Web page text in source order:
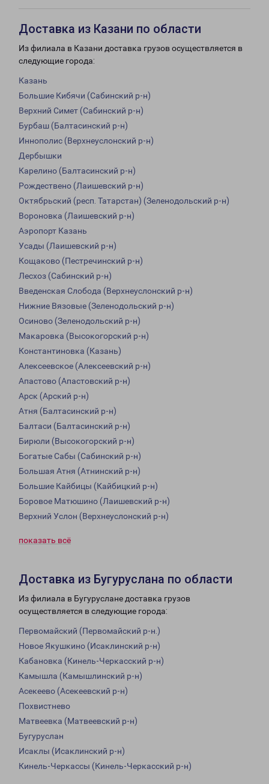
Доставка из Казани по области
Из филиала в Казани доставка грузов осуществляется в
следующие города:
Казань
Большие Кибячи (Сабинский р-н)
Верхний Симет (Сабинский р-н)
Бурбаш (Балтасинский р-н)
Иннополис (Верхнеуслонский р-н)
Дербышки
Карелино (Балтасинский р-н)
Рождествено (Лаишевский р-н)
Октябрьский (респ. Татарстан) (Зеленодольский р-н)
Вороновка (Лаишевский р-н)
Аэропорт Казань
Усады (Лаишевский р-н)
Кощаково (Пестречинский р-н)
Лесхоз (Сабинский р-н)
Введенская Слобода (Верхнеуслонский р-н)
Нижние Вязовые (Зеленодольский р-н)
Осиново (Зеленодольский р-н)
Макаровка (Высокогорский р-н)
Константиновка (Казань)
Алексеевское (Алексеевский р-н)
Апастово (Апастовский р-н)
Арск (Арский р-н)
Атня (Балтасинский р-н)
Балтаси (Балтасинский р-н)
Бирюли (Высокогорский р-н)
Богатые Сабы (Сабинский р-н)
Большая Атня (Атнинский р-н)
Большие Кайбицы (Кайбицкий р-н)
Боровое Матюшино (Лаишевский р-н)
Верхний Услон (Верхнеуслонский р-н)
показать всё
Доставка из Бугуруслана по области
Из филиала в Бугуруслане доставка грузов
осуществляется в следующие города:
Первомайский (Первомайский р-н.)
Новое Якушкино (Исаклинский р-н)
Кабановка (Кинель-Черкасский р-н)
Камышла (Камышлинский р-н)
Асекеево (Асекеевский р-н)
Похвистнево
Матвеевка (Матвеевский р-н)
Бугуруслан
Исаклы (Исаклинский р-н)
Кинель-Черкассы (Кинель-Черкасский р-н)